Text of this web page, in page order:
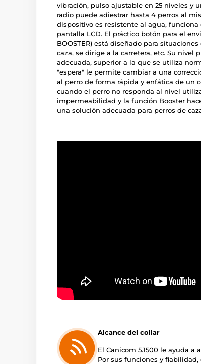
vibración, pulso ajustable en 25 niveles y
radio puede adiestrar hasta 4 perros al
dispositivo es resistente al agua,
pantalla LCD. El práctico botón para el
BOOSTER) está diseñado para
caza, se dirige a la carretera, etc. Su
adecuada, superior a la que se utiliza
"espera" le permite cambiar a una
al perro de forma rápida y enfática de un
cuando el perro no responda al nivel
impermeabilidad y la función Booster
una solución adecuada para perros de
Alcance del collar
El Canicom 5.1500 le ayuda a
Por sus funciones y